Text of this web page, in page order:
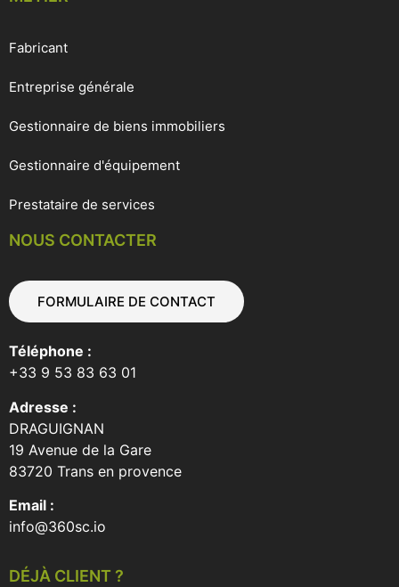
Fabricant
Entreprise générale
Gestionnaire de biens immobiliers
Gestionnaire d'équipement
Prestataire de services
NOUS CONTACTER
FORMULAIRE DE CONTACT
Téléphone :
+33 9 53 83 63 01
Adresse :
DRAGUIGNAN
19 Avenue de la Gare
83720 Trans en provence
Email :
info@360sc.io
DÉJÀ CLIENT ?